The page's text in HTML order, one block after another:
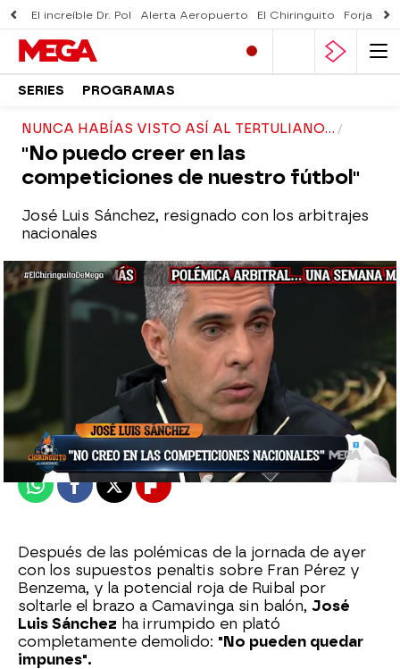
El increíble Dr. Pol Alerta Aeropuerto El Chiringuito Forjado
SERIES PROGRAMAS
NUNCA HABÍAS VISTO ASÍ AL TERTULIANO...
"No puedo creer en las
competiciones de nuestro fútbol"
José Luis Sánchez, resignado con los arbitrajes
nacionales
El Chiringuito
Publicado:07 de marzo de 2023, 00:59
WhatsappFacebook
X Flipboard
Después de las polémicas de la jornada de ayer
con los supuestos penaltis sobre Fran Pérez y
Benzema, y la potencial roja de Ruibal por
soltarle el brazo a Camavinga sin balón, José
Luis Sánchez ha irrumpido en plató
completamente demolido: "No pueden quedar
impunes".